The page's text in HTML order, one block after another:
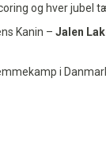
og hver jubel
Kanin – Jalen
i